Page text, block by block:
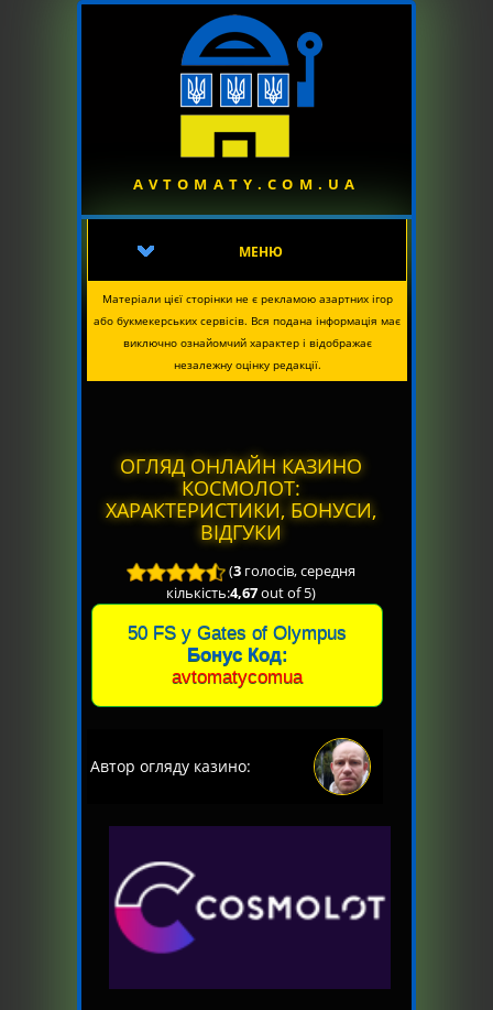
AVTOMATY.COM.UA
МЕНЮ
Матеріали цієї сторінки не є рекламою азартних ігор
або букмекерських сервісів. Вся подана інформація має
виключно ознайомчий характер і відображає
незалежну оцінку редакції.
ОГЛЯД ОНЛАЙН КАЗИНО
КОСМОЛОТ:
ХАРАКТЕРИСТИКИ, БОНУСИ,
ВІДГУКИ
(3голосів, середня
кількість:4,67out of 5)
50 FS у Gates of Olympus
Бонус Код:
avtomatycomua
Автор огляду казино: